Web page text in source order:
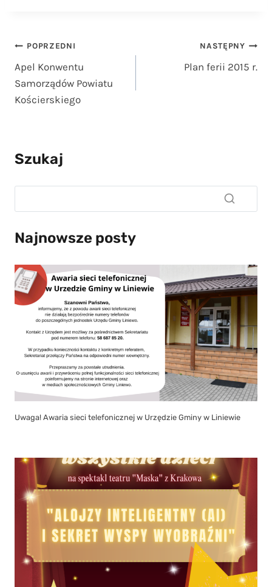
Nawigacja
wpisu
POPRZEDNI
Apel Konwentu
Samorządów Powiatu
Kościerskiego
NASTĘPNY
Plan ferii 2015 r.
Szukaj
Najnowsze posty
Uwaga! Awaria sieci telefonicznej w Urzędzie Gminy w Liniewie